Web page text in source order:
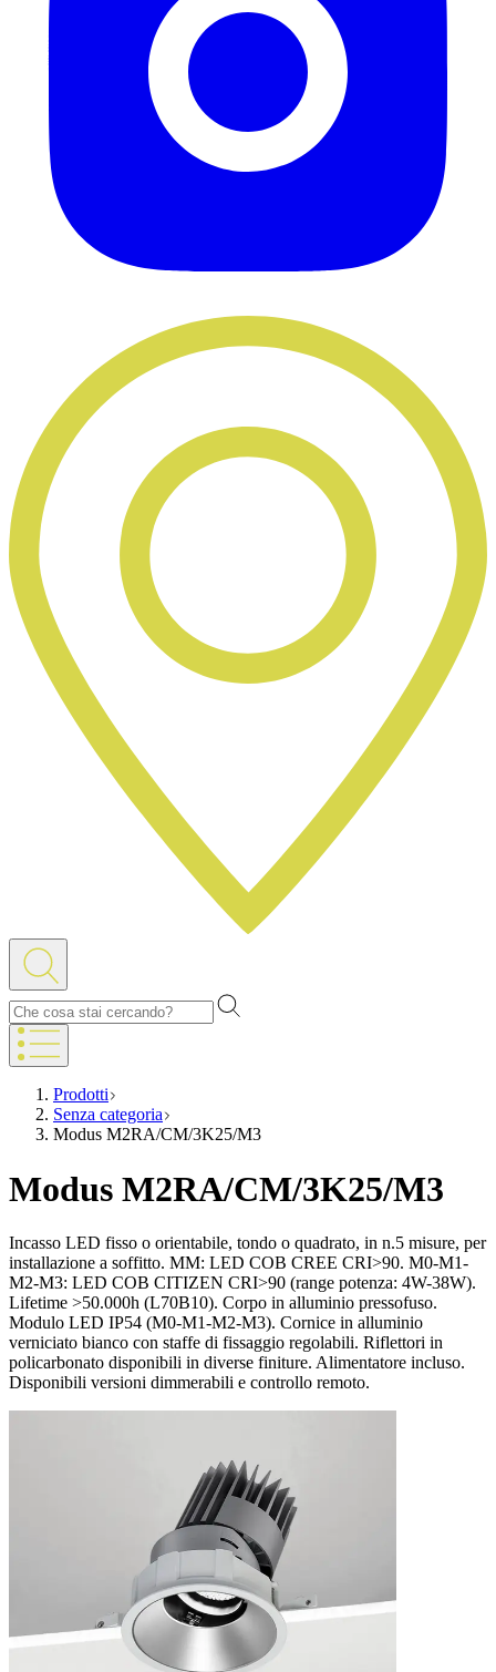
Prodotti
Senza categoria
Modus M2RA/CM/3K25/M3
Modus M2RA/CM/3K25/M3
Incasso LED fisso o orientabile, tondo o quadrato, in n.5 misure, per
installazione a soffitto. MM: LED COB CREE CRI>90. M0-M1-
M2-M3: LED COB CITIZEN CRI>90 (range potenza: 4W-38W).
Lifetime >50.000h (L70B10). Corpo in alluminio pressofuso.
Modulo LED IP54 (M0-M1-M2-M3). Cornice in alluminio
verniciato bianco con staffe di fissaggio regolabili. Riflettori in
policarbonato disponibili in diverse finiture. Alimentatore incluso.
Disponibili versioni dimmerabili e controllo remoto.